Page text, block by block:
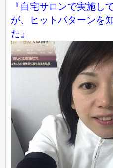
『自宅サロンで実施し
が、ヒットパターンを
た』